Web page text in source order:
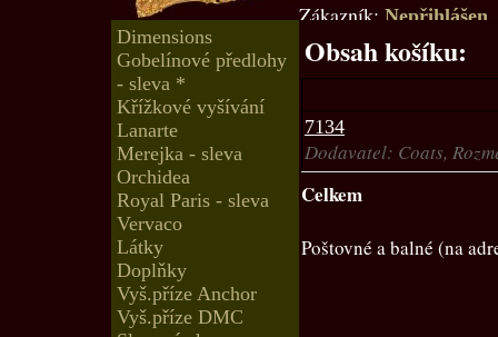
Zákazník: Nepřihlášen
Dimensions
Gobelínové předlohy
- sleva *
Křížkové vyšívání
Lanarte
Merejka - sleva
Orchidea
Royal Paris - sleva
Vervaco
Látky
Doplňky
Vyš.příze Anchor
Vyš.příze DMC
Obsah košíku:
7134
Dodavatel: Coats,
Celkem
Poštovné a balné (na